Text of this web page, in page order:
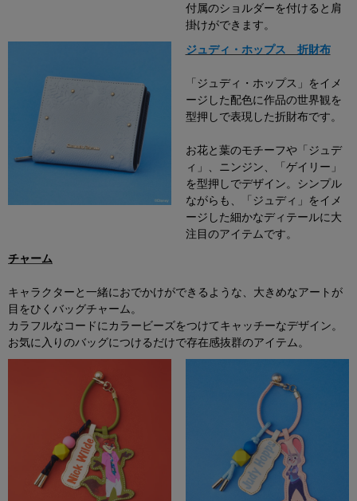
付属のショルダーを付けると肩
掛けができます。
ジュディ・ホップス 折財布
「ジュディ・ホップス」をイメ
ージした配色に作品の世界観を
型押しで表現した折財布です。
お花と葉のモチーフや「ジュデ
ィ」、ニンジン、「ゲイリー」
を型押しでデザイン。シンプル
ながらも、「ジュディ」をイメ
ージした細かなディテールに大
注目のアイテムです。
チャーム
キャラクターと一緒におでかけができるような、大きめなアートが
目をひくバッグチャーム。
カラフルなコードにカラービーズをつけてキャッチーなデザイン。
お気に入りのバッグにつけるだけで存在感抜群のアイテム。